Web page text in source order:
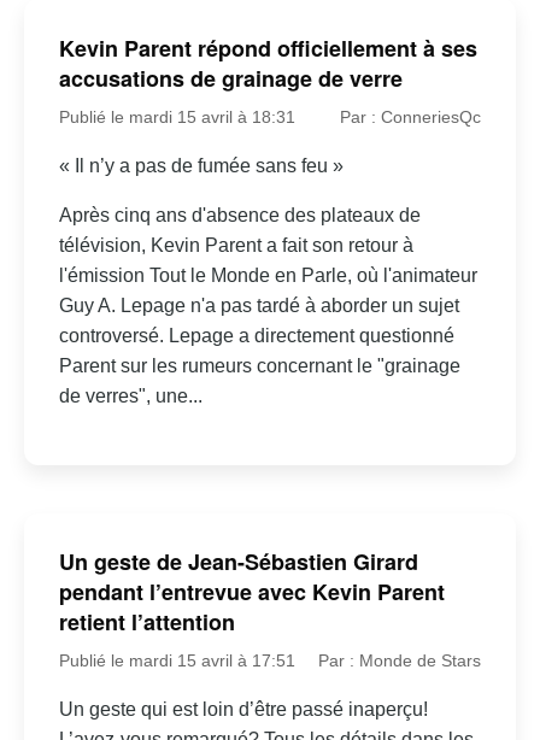
Kevin Parent répond officiellement à ses
accusations de grainage de verre
Publié le mardi 15 avril à 18:31 Par : ConneriesQc
« Il n’y a pas de fumée sans feu »
Après cinq ans d'absence des plateaux de
télévision, Kevin Parent a fait son retour à
l'émission Tout le Monde en Parle, où l'animateur
Guy A. Lepage n'a pas tardé à aborder un sujet
controversé. Lepage a directement questionné
Parent sur les rumeurs concernant le "grainage
de verres", une...
Un geste de Jean-Sébastien Girard
pendant l’entrevue avec Kevin Parent
retient l’attention
Publié le mardi 15 avril à 17:51 Par : Monde de Stars
Un geste qui est loin d’être passé inaperçu!